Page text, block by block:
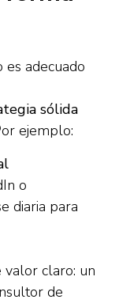
es adecuado
sólida
ejemplo:
o
diaria para
valor claro: un
de